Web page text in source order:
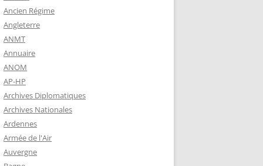
SUR-
MARIE
SUR-
1965)
SUR-
(1910-
Ancien Régime
Angleterre
ANMT
Annuaire
ANOM
AP-HP
Archives Diplomatiques
Archives Nationales
Ardennes
Armée de l'Air
Auvergne